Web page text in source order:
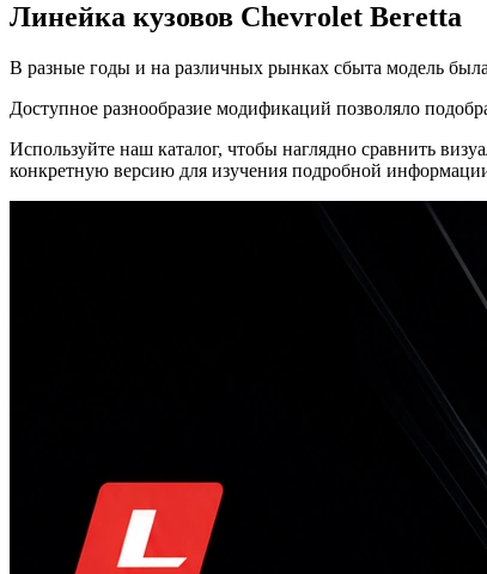
Линейка кузовов Chevrolet Beretta
В разные годы и на различных рынках сбыта модель была
Доступное разнообразие модификаций позволяло
Используйте наш каталог, чтобы наглядно сравнить
конкретную версию для изучения подробной